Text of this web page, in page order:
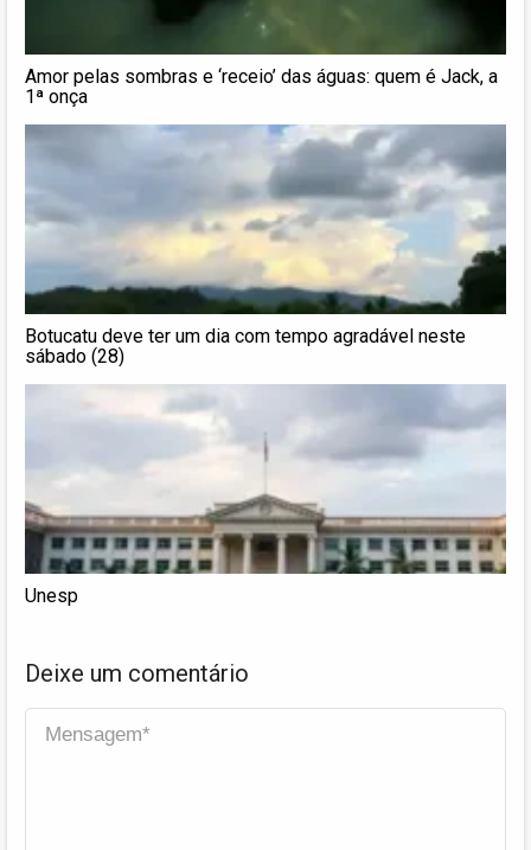
Amor pelas sombras e ‘receio’ das águas: quem é Jack, a
1ª onça
Botucatu deve ter um dia com tempo agradável neste
sábado (28)
Unesp
Deixe um comentário